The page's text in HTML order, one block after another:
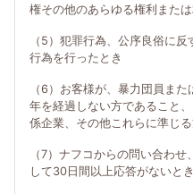
権その他のあらゆる権利また
（5）犯罪行為、公序良俗に
行為を行ったとき
（6）お客様が、暴力団員ま
年を経過しない方であること
係企業、その他これらに準じ
（7）ナフコからの問い合わ
して30日間以上応答がないとき